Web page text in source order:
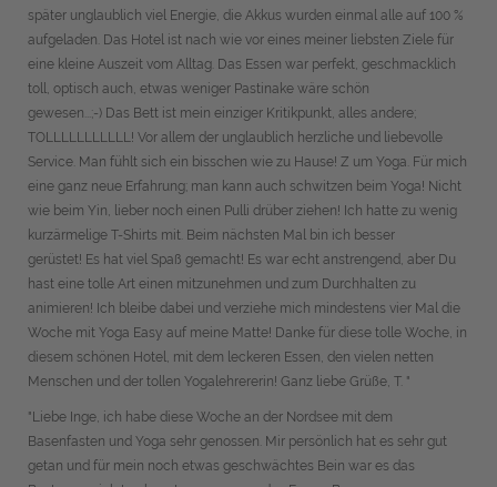
später unglaublich viel Energie, die Akkus wurden einmal alle auf 100 %
aufgeladen. Das Hotel ist nach wie vor eines meiner liebsten Ziele für
eine kleine Auszeit vom Alltag. Das Essen war perfekt, geschmacklich
toll, optisch auch, etwas weniger Pastinake wäre schön
gewesen...;-) Das Bett ist mein einziger Kritikpunkt, alles andere;
TOLLLLLLLLLLL! Vor allem der unglaublich herzliche und liebevolle
Service. Man fühlt sich ein bisschen wie zu Hause! Z um Yoga. Für mich
eine ganz neue Erfahrung; man kann auch schwitzen beim Yoga! Nicht
wie beim Yin, lieber noch einen Pulli drüber ziehen! Ich hatte zu wenig
kurzärmelige T-Shirts mit. Beim nächsten Mal bin ich besser
gerüstet! Es hat viel Spaß gemacht! Es war echt anstrengend, aber Du
hast eine tolle Art einen mitzunehmen und zum Durchhalten zu
animieren! Ich bleibe dabei und verziehe mich mindestens vier Mal die
Woche mit Yoga Easy auf meine Matte! Danke für diese tolle Woche, in
diesem schönen Hotel, mit dem leckeren Essen, den vielen netten
Menschen und der tollen Yogalehrererin! Ganz liebe Grüße, T. "
"Liebe Inge, ich habe diese Woche an der Nordsee mit dem
Basenfasten und Yoga sehr genossen. Mir persönlich hat es sehr gut
getan und für mein noch etwas geschwächtes Bein war es das